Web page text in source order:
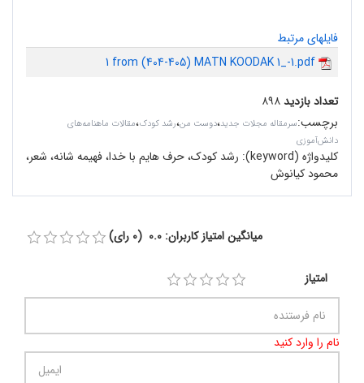
فایلهای مرتبط
1 from (404-405) MATN KOODAK 1_-1.pdf
تعداد بازدید۸۹۸
برچسب:سرمقاله مجلات جدید،دوست من،رشد کودک،مقالات ماهنامه‌های
دانش‌آموزی
کلیدواژه (keyword):
رشد کودک، حرف هایم با خدا، فهیمه شانه،‌ شعر،
محمود کیانوش
میانگین امتیاز کاربران: 0.0 (0 رای)
امتیاز
نام را وارد کنید